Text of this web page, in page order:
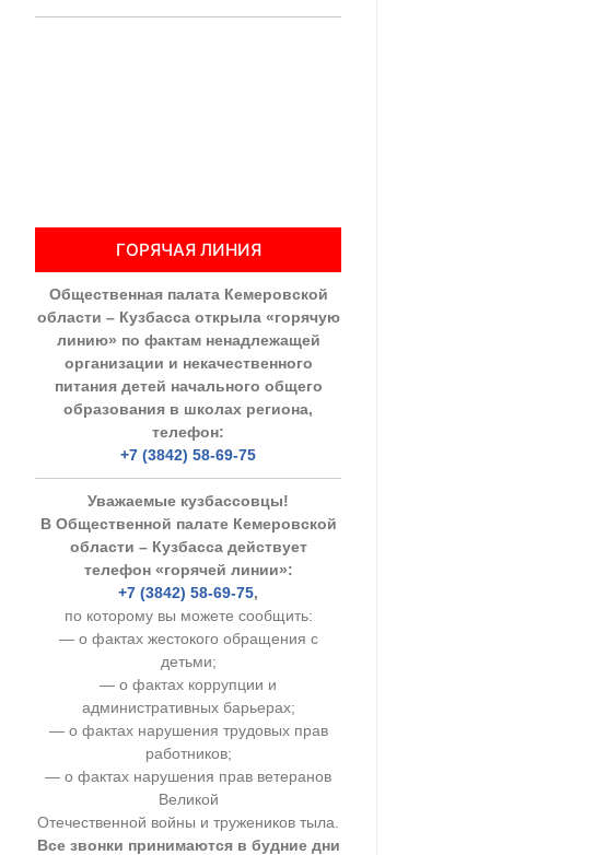
ГОРЯЧАЯ ЛИНИЯ
Общественная палата Кемеровской
области – Кузбасса открыла «горячую
линию» по фактам ненадлежащей
организации и некачественного
питания детей начального общего
образования в школах региона,
телефон:
+7 (3842) 58-69-75
Уважаемые кузбассовцы!
В Общественной палате Кемеровской
области – Кузбасса действует
телефон «горячей линии»:
+7 (3842) 58-69-75,
по которому вы можете сообщить:
— о фактах жестокого обращения с
детьми;
— о фактах коррупции и
административных барьерах;
— о фактах нарушения трудовых прав
работников;
— о фактах нарушения прав ветеранов
Великой
Отечественной войны и тружеников тыла.
Все звонки принимаются в будние дни